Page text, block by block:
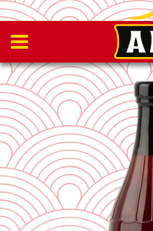
UNSERE
PRODUKTE
REZEPTE